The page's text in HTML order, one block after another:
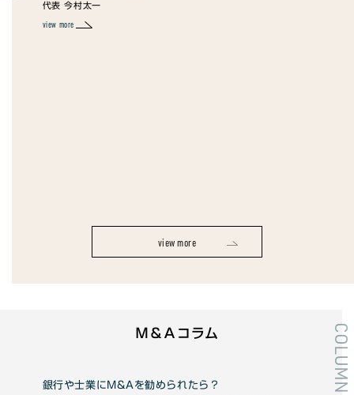
view more
COLUMN
Ｍ＆Ａコラム
未上場株なら安く譲って大丈夫？